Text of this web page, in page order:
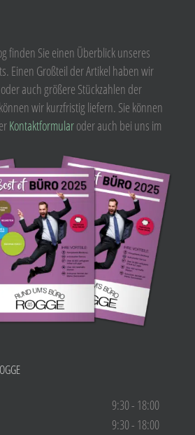
finden Sie einen Überblick unseres
Einen Großteil der Artikel haben wir
auch größere Stückzahlen der
wir kurzfristig liefern. Sie können
Kontaktformularoder auch bei uns im
9:30 - 18:00
9:30 - 18:00